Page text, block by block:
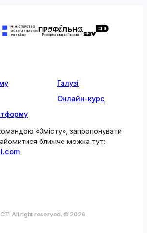
Галузі
Онлайн-курс
«Змісту», запропонувати
ближче можна тут:
All right reserved. © 2026